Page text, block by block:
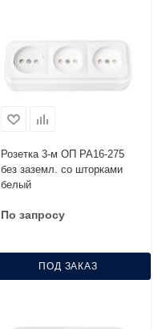
Розетка 3-м ОП РА16-275
без заземл. со шторками
белый
По запросу
ПОД ЗАКАЗ